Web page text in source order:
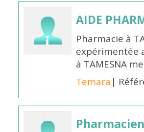
AIDE
Pharmacie à
expérimentée
à TAMESNA
Temara |
Pharmacien